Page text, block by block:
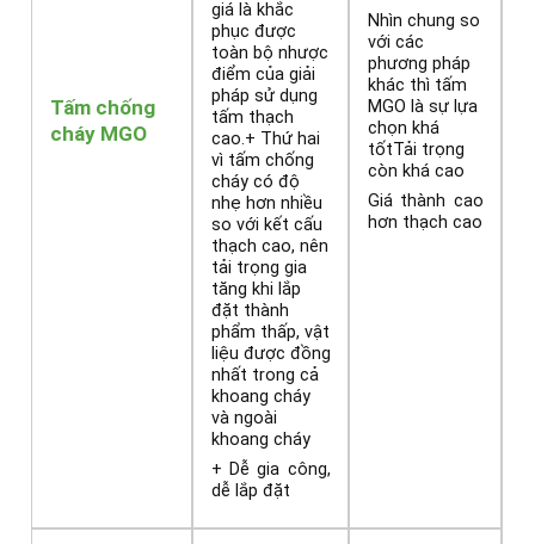
Tấm chống
cháy MGO
giá là khắc
phục được
toàn bộ nhược
điểm của giải
pháp sử dụng
tấm thạch
cao.+ Thứ hai
vì tấm chống
cháy có độ
nhẹ hơn nhiều
so với kết cấu
thạch cao, nên
tải trọng gia
tăng khi lắp
đặt thành
phẩm thấp, vật
liệu được đồng
nhất trong cả
khoang cháy
và ngoài
khoang cháy
+ Dễ gia công,
dễ lắp đặt
Nhìn chung so
với các
phương pháp
khác thì tấm
MGO là sự lựa
chọn khá
tốtTải trọng
còn khá cao
Giá thành cao
hơn thạch cao